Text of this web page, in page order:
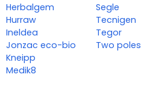
Herbalgem
Hurraw
Ineldea
Jonzac eco-bio
Kneipp
Medik8
Segle
Tecnigen
Tegor
Two poles